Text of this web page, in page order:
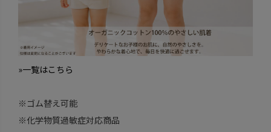
»一覧はこちら
※ゴム替え可能
※化学物質過敏症対応商品